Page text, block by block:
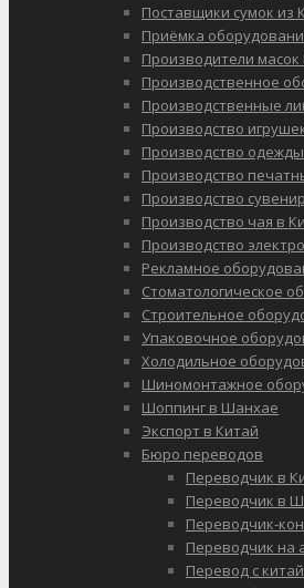
Поставщики сумок из
Приёмка
Производители масок
Производственное
Производственные
Производство
Производство
Производство
Производство
Производство чая в
Производство
Рекламное
Стоматологическое
Строительное
Упаковочное
Холодильное
Шиномонтажное
Шоппинг в Шанхае
Экспорт в Китай
Бюро переводов
Переводчик в
Переводчик в
Переводчик-
Переводчик на
Перевод с